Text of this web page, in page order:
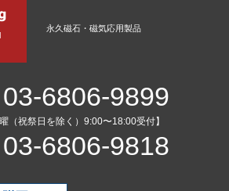
永久磁石・磁気応用製品
03-6806-9899
曜（祝祭日を除く）9:00〜18:00受付】
03-6806-9818